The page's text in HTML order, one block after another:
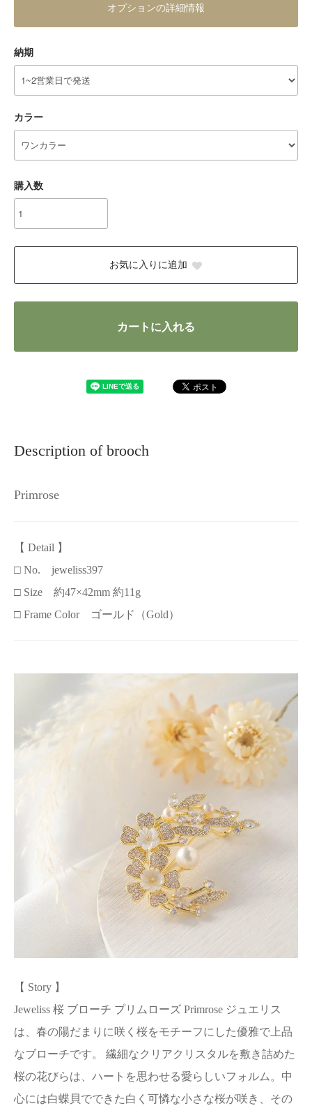
オプションの詳細情報
納期
カラー
購入数
お気に入りに追加
カートに入れる
Description of brooch
Primrose
【 Detail 】
□ No. jeweliss397
□ Size 約47×42mm 約11g
□ Frame Color ゴールド（Gold）
【 Story 】
Jeweliss 桜 ブローチ プリムローズ Primrose ジュエリス
は、春の陽だまりに咲く桜をモチーフにした優雅で上品
なブローチです。 繊細なクリアクリスタルを敷き詰めた
桜の花びらは、ハートを思わせる愛らしいフォルム。中
心には白蝶貝でできた白く可憐な小さな桜が咲き、その